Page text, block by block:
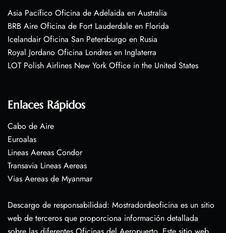
Asia Pacífico Oficina de Adelaida en Australia
BRB Aire Oficina de Fort Lauderdale en Florida
Icelandair Oficina San Petersburgo en Rusia
Royal Jordano Oficina Londres en Inglaterra
LOT Polish Airlines New York Office in the United States
Enlaces Rápidos
Cabo de Aire
Euroalas
Lineas Aereas Condor
Transavia Lineas Aereas
Vias Aereas de Myanmar
Descargo de responsabilidad: Mostradordeoficina es un sitio
web de terceros que proporciona información detallada